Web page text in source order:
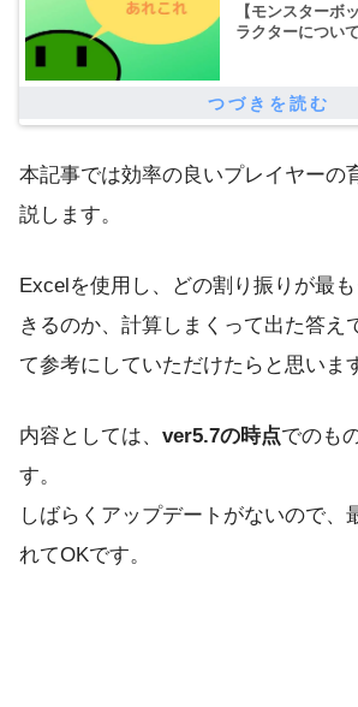
【モンスターボ
ラクターについ
本記事では効率の良いプレイヤーの
説します。
Excelを使用し、どの割り振りが最
きるのか、計算しまくって出た答え
て参考にしていただけたらと思いま
内容としては、 ver5.7の時点でのも
す。
しばらくアップデートがないので、
れてOKです。